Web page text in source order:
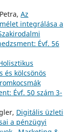
Az
integrálása a
Évf. 56
és kölcsönös
Évf. 50 szám 3-
Digitális üzleti
a pénzügyi